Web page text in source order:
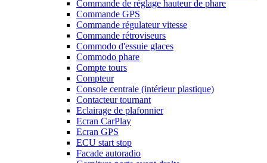
Commande de réglage hauteur de phare
Commande GPS
Commande régulateur vitesse
Commande rétroviseurs
Commodo d'essuie glaces
Commodo phare
Compte tours
Compteur
Console centrale (intérieur plastique)
Contacteur tournant
Eclairage de plafonnier
Ecran CarPlay
Ecran GPS
ECU start stop
Facade autoradio